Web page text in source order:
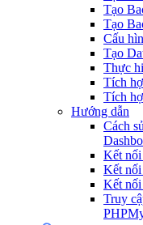
Tạo
Tạo
Cấu
Tạo
Thực
Tích
Tích
Hướng dẫn
Cách
Kết
Kết nối
Kết nối
Truy